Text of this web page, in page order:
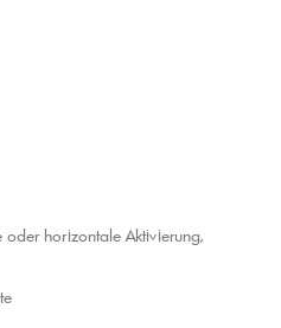
oder horizontale Aktivierung,